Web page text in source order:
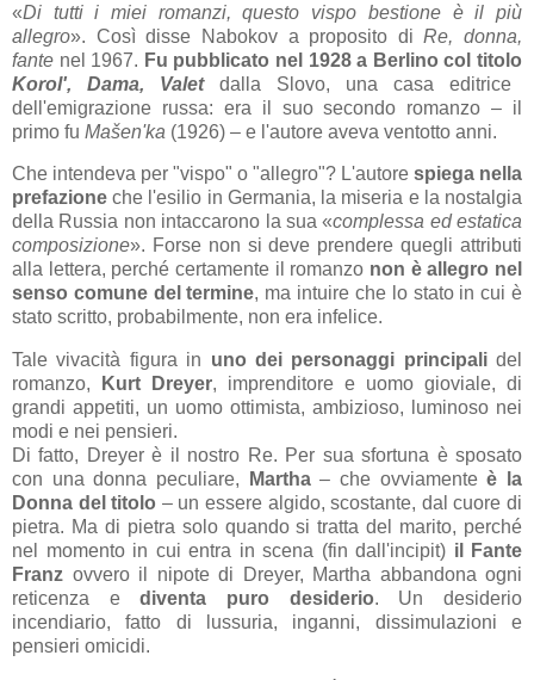
«Di tutti i miei romanzi, questo vispo bestione è il più
allegro». Così disse Nabokov a proposito diRe, donna,
fante nel 1967. Fu pubblicato nel 1928 a Berlino col titolo
Korol', Dama, Valet dalla Slovo, una casa editrice
dell'emigrazione russa: era il suo secondo romanzo – il
primo fu Mašen'ka (1926) – e l'autore aveva ventotto anni.
Che intendeva per "vispo" o "allegro"? L'autore spiega nella
prefazioneche l'esilio in Germania, la miseria e la nostalgia
della Russia non intaccarono la sua«complessa ed estatica
composizione». Forse non si deve prendere quegli attributi
alla lettera, perché certamente il romanzo non è allegro nel
senso comune del termine, ma intuire che lo stato in cui è
stato scritto, probabilmente, non era infelice.
Tale vivacità figura in uno dei personaggi principalidel
romanzo,
Kurt Dreyer, imprenditore e uomo gioviale, di
grandi appetiti, un uomo ottimista, ambizioso, luminoso nei
modi e nei pensieri.
Di fatto, Dreyer è il nostro Re. Per sua sfortuna è sposato
con una donna peculiare,
Martha– che ovviamenteè la
Donna del titolo – un essere algido, scostante, dal cuore di
pietra. Ma di pietra solo quando si tratta del marito, perché
nel momento in cui entra in scena (fin dall'incipit) il Fante
Franz ovvero il nipote di Dreyer, Martha abbandona ogni
reticenza ediventa puro desiderio. Un desiderio
incendiario, fatto di lussuria, inganni, dissimulazioni e
pensieri omicidi.